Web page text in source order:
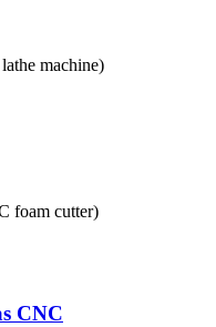
machine)
foam cutter)
CNC